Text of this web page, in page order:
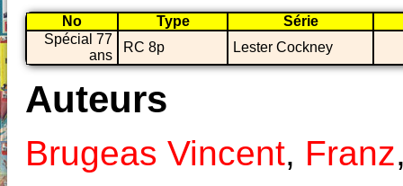
No Type
Série
Spécial 77
ans
RC 8p Lester Cockney
Auteurs
Brugeas Vincent, Franz